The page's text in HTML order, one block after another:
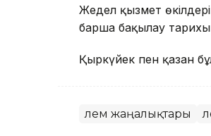
Жедел қызмет
барша бақылау
Қыркүйек пен қазан
Әлем жаңалықтары